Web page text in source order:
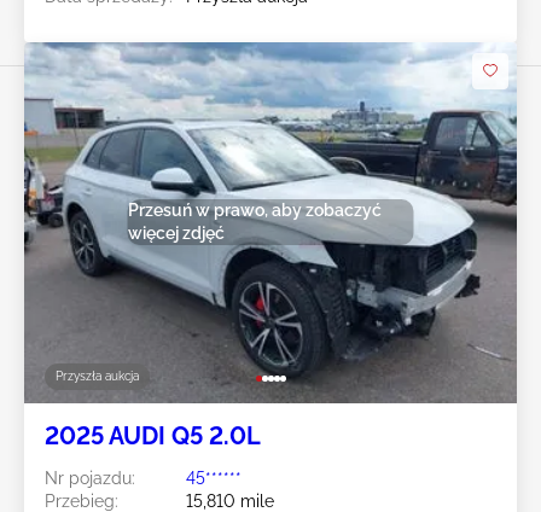
Przyszła aukcja
Przesuń w prawo, aby zobaczyć
więcej zdjęć
2025 AUDI Q5 2.0L
Nr pojazdu:
45******
Przebieg:
15,810 mile